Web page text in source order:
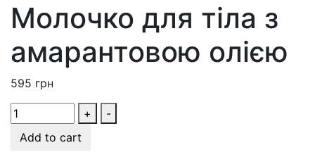
Молочко для тіла з
амарантовою олією
595 грн
+
-
Add to cart